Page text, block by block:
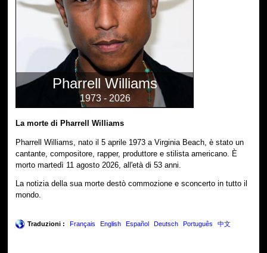
Pharrell Williams
1973 - 2026
La morte di Pharrell Williams
Pharrell Williams, nato il 5 aprile 1973 a Virginia Beach, è stato un
cantante, compositore, rapper, produttore e stilista americano. È
morto martedì 11 agosto 2026, all'età di 53 anni.
La notizia della sua morte destò commozione e sconcerto in tutto il
mondo.
Traduzioni : Français English Español Deutsch Português 中文